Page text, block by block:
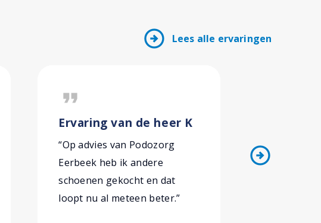
arrow_circle_right Lees alle ervaringen
format_quote
Ervaring van de heer K
“Op advies van Podozorg
Eerbeek heb ik andere
schoenen gekocht en dat
loopt nu al meteen beter.”
waar de
arrow_circle_right